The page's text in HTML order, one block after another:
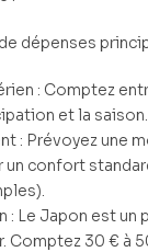
dépenses
: Comptez
et la saison.
: Prévoyez une
un confort
: Le Japon est un
Comptez 30 € à